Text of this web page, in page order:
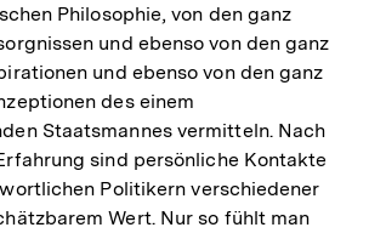
Philosophie, von den ganz
und ebenso von den ganz
und ebenso von den ganz
des einem
Staatsmannes vermitteln. Nach
sind persönliche Kontakte
Politikern verschiedener
Wert. Nur so fühlt man